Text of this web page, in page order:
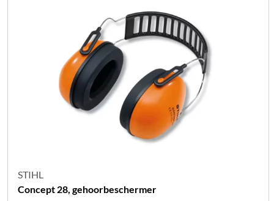
STIHL
Concept 28, gehoorbeschermer